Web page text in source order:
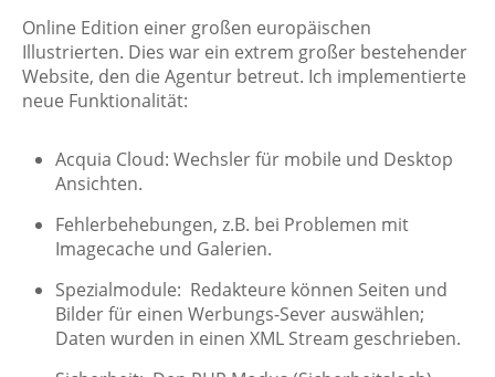
Online Edition einer großen europäischen
Illustrierten. Dies war ein extrem großer bestehender
Website, den die Agentur betreut. Ich implementierte
neue Funktionalität:
Acquia Cloud: Wechsler für mobile und Desktop
Ansichten.
Fehlerbehebungen, z.B. bei Problemen mit
Imagecache und Galerien.
Spezialmodule: Redakteure können Seiten und
Bilder für einen Werbungs-Sever auswählen;
Daten wurden in einen XML Stream geschrieben.